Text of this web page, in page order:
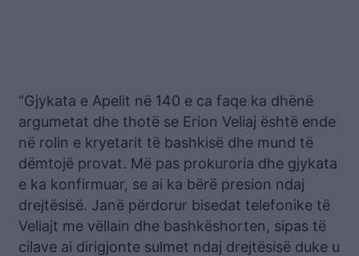
“Gjykata e Apelit në 140 e ca faqe ka dhënë
argumetat dhe thotë se Erion Veliaj është ende
në rolin e kryetarit të bashkisë dhe mund të
dëmtojë provat. Më pas prokuroria dhe gjykata
e ka konfirmuar, se ai ka bërë presion ndaj
drejtësisë. Janë përdorur bisedat telefonike të
Veliajt me vëllain dhe bashkëshorten, sipas të
cilave ai dirigjonte sulmet ndaj drejtësisë duke u